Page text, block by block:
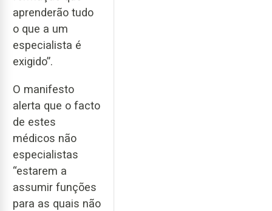
aprenderão tudo
o que a um
especialista é
exigido”.
O manifesto
alerta que o facto
de estes
médicos não
especialistas
“estarem a
assumir funções
para as quais não